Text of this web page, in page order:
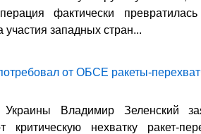
фактически
участия западных стран...
от ОБСЕ ракеты-
Украины Владимир Зеленский
критическую нехватку ракет-